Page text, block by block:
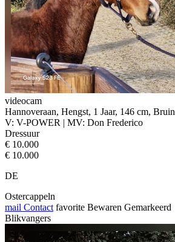
videocam
Hannoveraan, Hengst, 1 Jaar, 146 cm, Bruin
V: V-POWER | MV: Don Frederico
Dressuur
€ 10.000
€ 10.000
DE
Ostercappeln
mail Contact favorite Bewaren Gemarkeerd
Blikvangers